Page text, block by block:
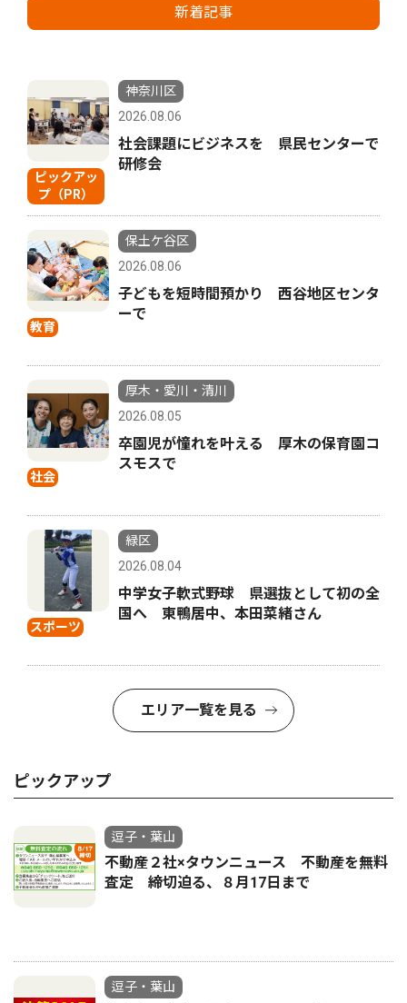
新着記事
ピックアッ
プ（PR）
神奈川区
2026.08.06
社会課題にビジネスを 県民センターで
研修会
教育
保土ケ谷区
2026.08.06
子どもを短時間預かり 西谷地区センタ
ーで
社会
厚木・愛川・清川
2026.08.05
卒園児が憧れを叶える 厚木の保育園コ
スモスで
スポーツ
緑区
2026.08.04
中学女子軟式野球 県選抜として初の全
国へ 東鴨居中、本田菜緒さん
エリア一覧を見る
ピックアップ
逗子・葉山
不動産２社×タウンニュース 不動産を無料
査定 締切迫る、８月17日まで
逗子・葉山